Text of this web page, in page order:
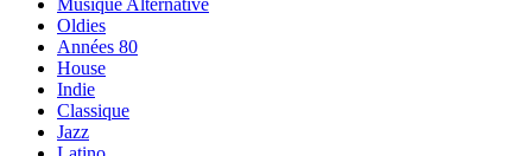
Musique Alternative
Oldies
Années 80
House
Indie
Classique
Jazz